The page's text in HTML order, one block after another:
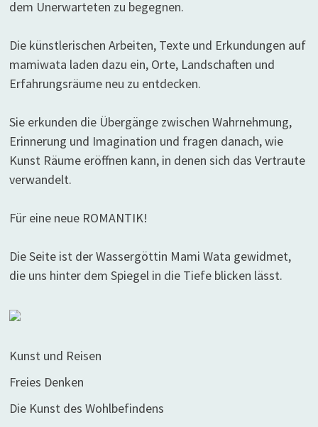
dem Unerwarteten zu begegnen.
Die künstlerischen Arbeiten, Texte und Erkundungen auf
mamiwata laden dazu ein, Orte, Landschaften und
Erfahrungsräume neu zu entdecken.
Sie erkunden die Übergänge zwischen Wahrnehmung,
Erinnerung und Imagination und fragen danach, wie
Kunst Räume eröffnen kann, in denen sich das Vertraute
verwandelt.
Für eine neue ROMANTIK!
Die Seite ist der Wassergöttin Mami Wata gewidmet,
die uns hinter dem Spiegel in die Tiefe blicken lässt.
Kunst und Reisen
Freies Denken
Die Kunst des Wohlbefindens